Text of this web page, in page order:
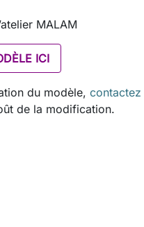
MALAM
ICI
du modèle,
de la modification.